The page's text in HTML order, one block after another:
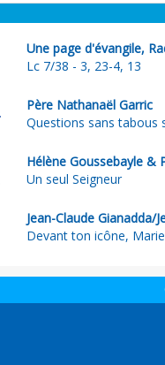
Une page d'évangile,
Lc 7/38 - 3, 23-4, 13
Père Nathanaël Garric
Questions sans tabous
Hélène Goussebayle &
Un seul Seigneur
Jean-Claude Gianadda/
Devant ton icône, Marie